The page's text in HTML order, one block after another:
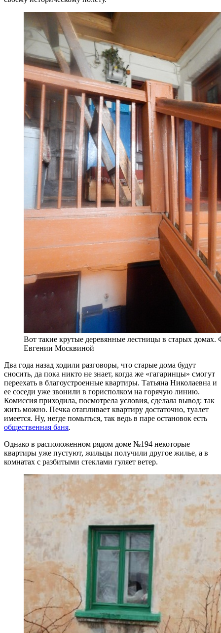
Вот такие крутые деревянные лестницы в старых домах.
Евгении Москвиной
Два года назад ходили разговоры, что старые дома будут
сносить, да пока никто не знает, когда же «гагаринцы» смогут
переехать в благоустроенные квартиры. Татьяна Николаевна и
ее соседи уже звонили в горисполком на горячую линию.
Комиссия приходила, посмотрела условия, сделала вывод: так
жить можно. Печка отапливает квартиру достаточно, туалет
имеется. Ну, негде помыться, так ведь в паре остановок есть
общественная баня.
Однако в расположенном рядом доме №194 некоторые
квартиры уже пустуют, жильцы получили другое жилье, а в
комнатах с разбитыми стеклами гуляет ветер.